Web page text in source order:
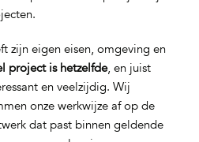
zijn eigen eisen, omgeving en
project is hetzelfde, en juist
en veelzijdig. Wij
onze werkwijze af op de
dat past binnen geldende